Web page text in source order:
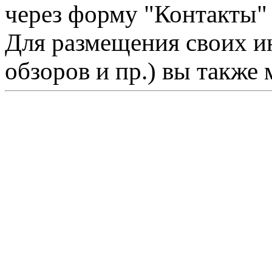
через форму "Контакты"
Для размещения своих
обзоров и пр.) вы также